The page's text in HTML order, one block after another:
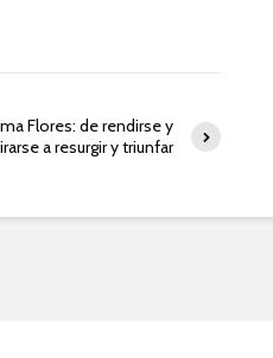
Flores: de rendirse y
a resurgir y triunfar